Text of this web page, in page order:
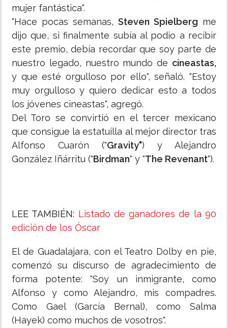
mujer fantástica".
"Hace pocas semanas, Steven Spielberg me
dijo que, si finalmente subía al podio a recibir
este premio, debía recordar que soy parte de
nuestro legado, nuestro mundo de cineastas,
y que esté orgulloso por ello", señaló. "Estoy
muy orgulloso y quiero dedicar esto a todos
los jóvenes cineastas", agregó.
Del Toro se convirtió en el tercer mexicano
que consigue la estatuilla al mejor director tras
Alfonso Cuarón ("Gravity") y Alejandro
González Iñárritu ("Birdman" y "The Revenant").
LEE TAMBIÉN: Listado de ganadores de la 90
edición de los Óscar
El de Guadalajara, con el Teatro Dolby en pie,
comenzó su discurso de agradecimiento de
forma potente: "Soy un inmigrante, como
Alfonso y como Alejandro, mis compadres.
Como Gael (García Bernal), como Salma
(Hayek) como muchos de vosotros".